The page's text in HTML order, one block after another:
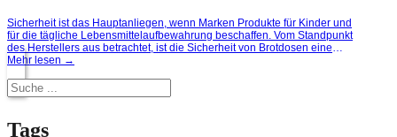
Sicherheit ist das Hauptanliegen, wenn Marken Produkte für Kinder und
für die tägliche Lebensmittelaufbewahrung beschaffen. Vom Standpunkt
des Herstellers aus betrachtet, ist die Sicherheit von Brotdosen eine
Schnittmenge aus Materialauswahl, strukturellem Design, Einhaltung von
ein Hersteller von Lunchboxen aus Edelstahl, warum Edelstahl oft die
bevorzugte Option ist, was...
Mehr lesen →
Suchen
Tags